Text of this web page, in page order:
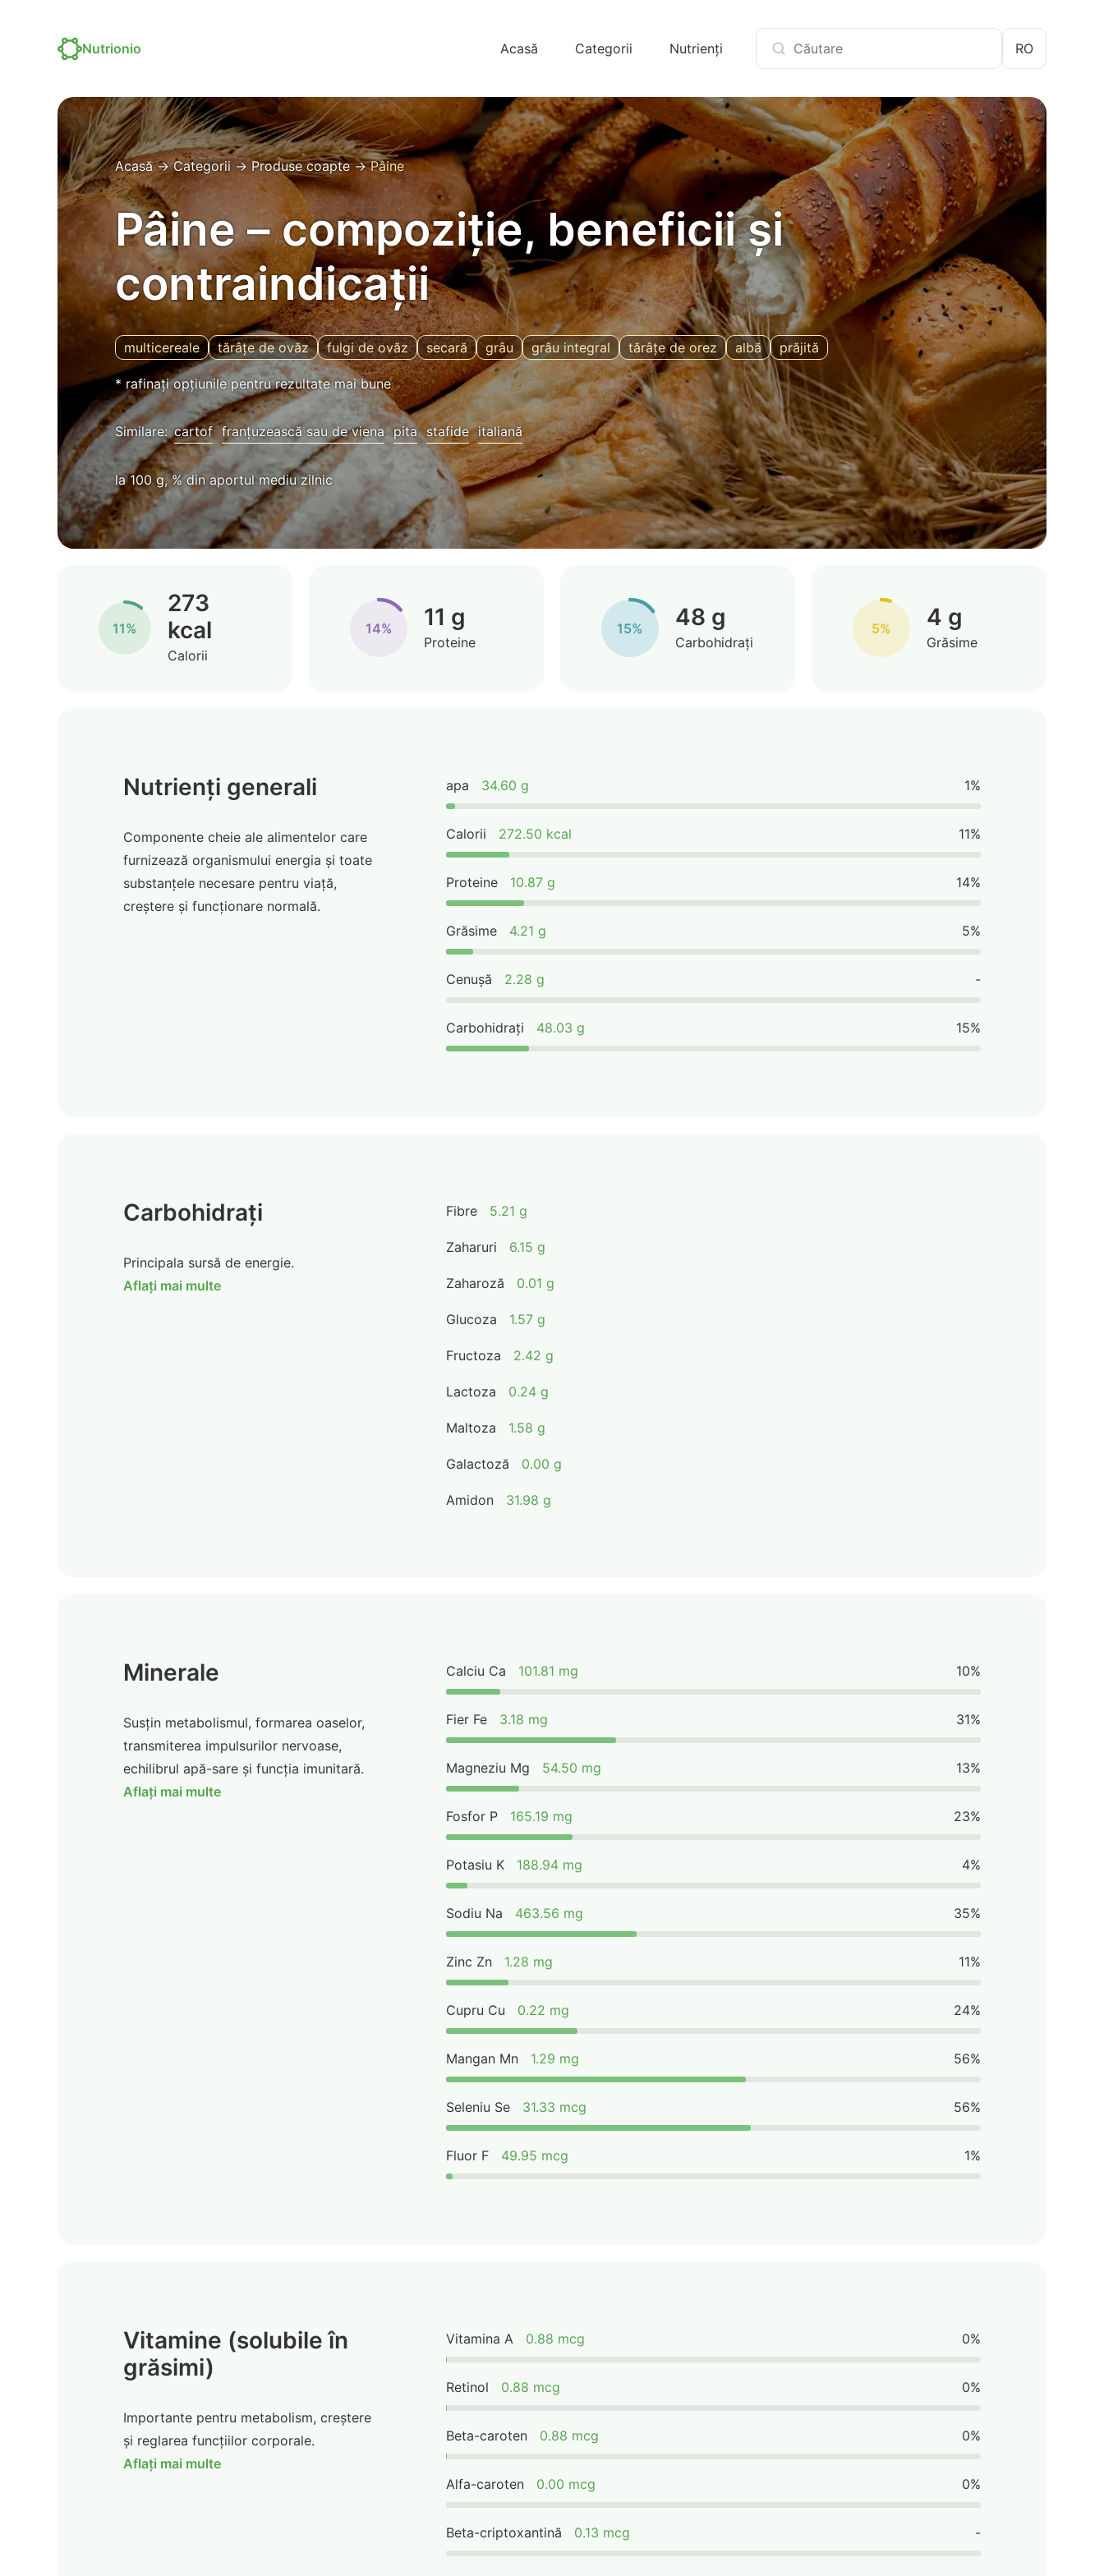
Nutrionio RO
Acasă Categorii Nutrienți
Acasă→Categorii → Produse coapte→Pâine
Pâine – compoziție, beneficii și
contraindicații
multicereale tărâțe de ovăz fulgi de ovăz secară grâu grâu integral tărâțe de orez albă prăjită
* rafinați opțiunile pentru rezultate mai bune
Similare:cartof franțuzească sau de viena pita stafide italiană
la 100 g, % din aportul mediu zilnic
11%
273
kcal
Calorii
14% 11 g
Proteine
15% 48 g
Carbohidrați
5% 4 g
Grăsime
Nutrienți generali
Componente cheie ale alimentelor care
furnizează organismului energia și toate
substanțele necesare pentru viață,
creștere și funcționare normală.
apa 34.60 g 1%
Calorii 272.50 kcal 11%
Proteine 10.87 g 14%
Grăsime 4.21 g 5%
Cenușă 2.28 g -
Carbohidrați 48.03 g 15%
Carbohidrați
Principala sursă de energie.
Aflați mai multe
Fibre 5.21 g
Zaharuri 6.15 g
Zaharoză 0.01 g
Glucoza 1.57 g
Fructoza 2.42 g
Lactoza 0.24 g
Maltoza 1.58 g
Galactoză 0.00 g
Amidon 31.98 g
Minerale
Susțin metabolismul, formarea oaselor,
transmiterea impulsurilor nervoase,
echilibrul apă-sare și funcția imunitară.
Aflați mai multe
Calciu Ca 101.81 mg 10%
Fier Fe 3.18 mg 31%
Magneziu Mg 54.50 mg 13%
Fosfor P 165.19 mg 23%
Potasiu K 188.94 mg 4%
Sodiu Na 463.56 mg 35%
Zinc Zn 1.28 mg 11%
Cupru Cu 0.22 mg 24%
Mangan Mn 1.29 mg 56%
Seleniu Se 31.33 mcg 56%
Fluor F 49.95 mcg 1%
Vitamine (solubile în
grăsimi)
Importante pentru metabolism, creștere
și reglarea funcțiilor corporale.
Aflați mai multe
Vitamina A 0.88 mcg 0%
Retinol 0.88 mcg 0%
Beta-caroten 0.88 mcg 0%
Alfa-caroten 0.00 mcg 0%
Beta-criptoxantină 0.13 mcg -